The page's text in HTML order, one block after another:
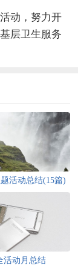
动，努力开
层卫生服务
活动总结(15篇)
活动月总结